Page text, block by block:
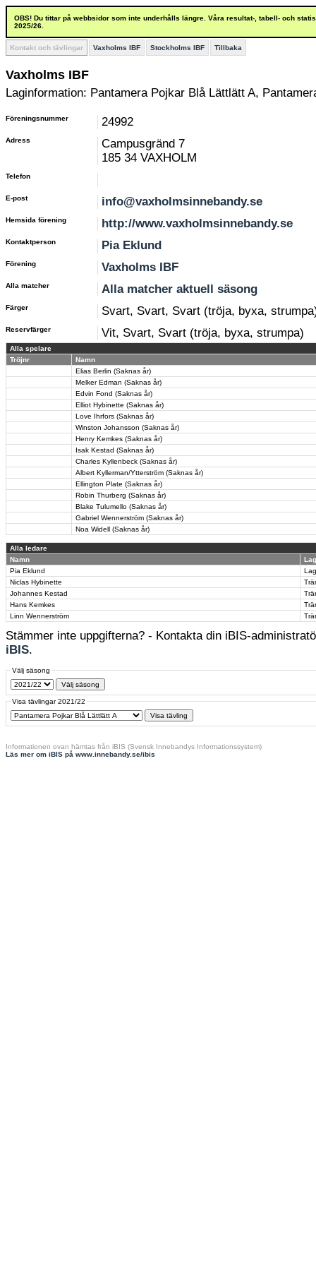
OBS! Du tittar på webbsidor som inte underhålls längre. Våra resultat-, tabell- och
2025/26.
Kontakt och tävlingar Vaxholms IBF Stockholms IBF Tillbaka
Vaxholms IBF
Laginformation: Pantamera Pojkar Blå Lättlätt A,
Föreningsnummer 24992
Adress
Campusgränd 7
185 34 VAXHOLM
Telefon
E-post info@vaxholmsinnebandy.se
Hemsida förening http://www.vaxholmsinnebandy.se
Kontaktperson Pia Eklund
Förening Vaxholms IBF
Alla matcher Alla matcher aktuell säsong
Färger Svart, Svart, Svart (tröja, byxa,
Reservfärger Vit, Svart, Svart (tröja, byxa, strumpa)
Alla spelare
Tröjnr
Namn
Elias Berlin (Saknas år)
Melker Edman (Saknas år)
Edvin Fond (Saknas år)
Elliot Hybinette (Saknas år)
Love Ihrfors (Saknas år)
Winston Johansson (Saknas år)
Henry Kemkes (Saknas år)
Isak Kestad (Saknas år)
Charles Kyllenbeck (Saknas år)
Albert Kyllerman/Ytterström (Saknas år)
Ellington Plate (Saknas år)
Robin Thurberg (Saknas år)
Blake Tulumello (Saknas år)
Gabriel Wennerström (Saknas år)
Noa Widell (Saknas år)
Alla ledare
Namn
Pia Eklund
Niclas Hybinette
Johannes Kestad
Hans Kemkes
Linn Wennerström
Stämmer inte uppgifterna? - Kontakta din iBIS-
iBIS.
Välj säsong
Visa tävlingar 2021/22
Informationen ovan hämtas från iBIS (Svensk Innebandys Informationssystem)
Läs mer om iBIS på www.innebandy.se/ibis